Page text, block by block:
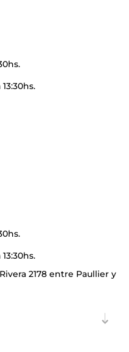
2178 entre Paullier y